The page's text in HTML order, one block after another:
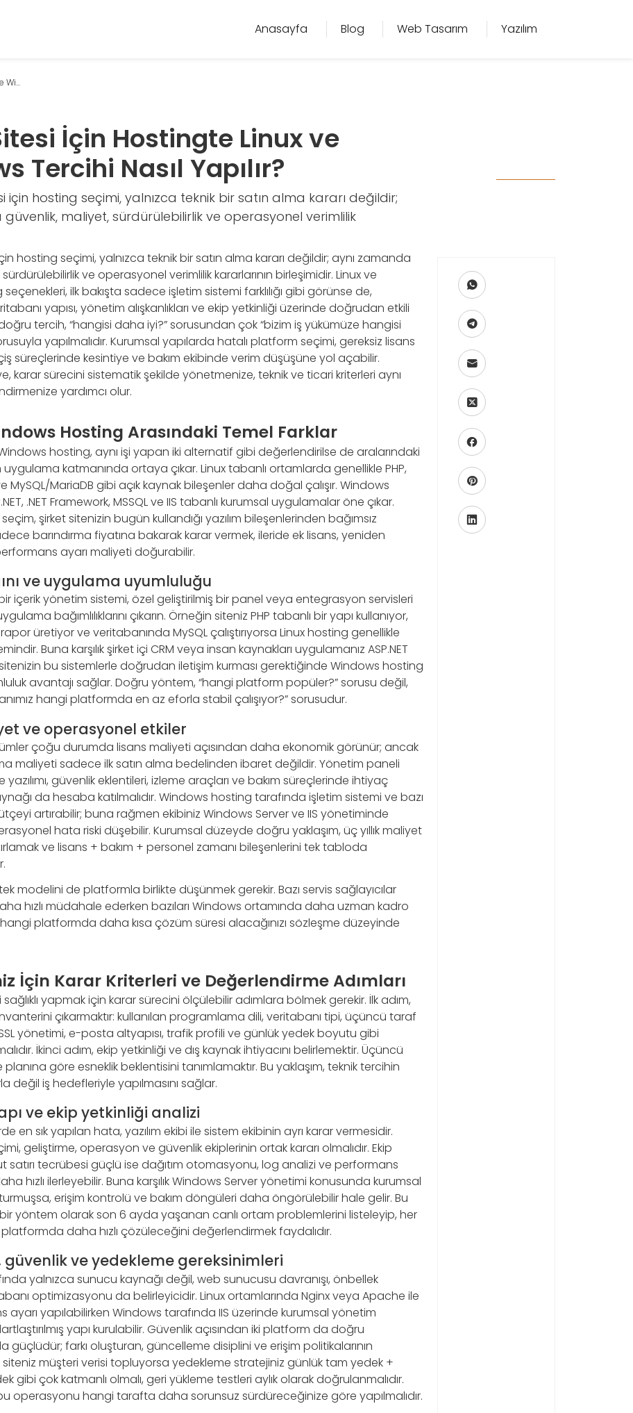
Anasayfa Blog Web Tasarım Yazılım
Wi...
İçin Hostingte Linux ve
Tercihi Nasıl Yapılır?
için hosting seçimi, yalnızca teknik bir satın alma kararı değildir;
maliyet, sürdürülebilirlik ve operasyonel verimlilik
hosting seçimi, yalnızca teknik bir satın alma kararı değildir; aynı zamanda
ve operasyonel verimlilik kararlarının birleşimidir. Linux ve
ilk bakışta sadece işletim sistemi farklılığı gibi görünse de,
yapısı, yönetim alışkanlıkları ve ekip yetkinliği üzerinde doğrudan etkili
tercih, “hangisi daha iyi?” sorusundan çok “bizim iş yükümüze hangisi
yapılmalıdır. Kurumsal yapılarda hatalı platform seçimi, gereksiz lisans
süreçlerinde kesintiye ve bakım ekibinde verim düşüşüne yol açabilir.
karar sürecini sistematik şekilde yönetmenize, teknik ve ticari kriterleri aynı
yardımcı olur.
Hosting Arasındaki Temel Farklar
hosting, aynı işi yapan iki alternatif gibi değerlendirilse de aralarındaki
katmanında ortaya çıkar. Linux tabanlı ortamlarda genellikle PHP,
MySQL/MariaDB gibi açık kaynak bileşenler daha doğal çalışır. Windows
.NET Framework, MSSQL ve IIS tabanlı kurumsal uygulamalar öne çıkar.
seçim, şirket sitenizin bugün kullandığı yazılım bileşenlerinden bağımsız
barındırma fiyatına bakarak karar vermek, ileride ek lisans, yeniden
ayarı maliyeti doğurabilir.
ve uygulama uyumluluğu
içerik yönetim sistemi, özel geliştirilmiş bir panel veya entegrasyon servisleri
bağımlılıklarını çıkarın. Örneğin siteniz PHP tabanlı bir yapı kullanıyor,
üretiyor ve veritabanında MySQL çalıştırıyorsa Linux hosting genellikle
Buna karşılık şirket içi CRM veya insan kaynakları uygulamanız ASP.NET
bu sistemlerle doğrudan iletişim kurması gerektiğinde Windows hosting
avantajı sağlar. Doğru yöntem, “hangi platform popüler?” sorusu değil,
hangi platformda en az eforla stabil çalışıyor?” sorusudur.
ve operasyonel etkiler
çoğu durumda lisans maliyeti açısından daha ekonomik görünür; ancak
maliyeti sadece ilk satın alma bedelinden ibaret değildir. Yönetim paneli
yazılımı, güvenlik eklentileri, izleme araçları ve bakım süreçlerinde ihtiyaç
da hesaba katılmalıdır. Windows hosting tarafında işletim sistemi ve bazı
artırabilir; buna rağmen ekibiniz Windows Server ve IIS yönetiminde
hata riski düşebilir. Kurumsal düzeyde doğru yaklaşım, üç yıllık maliyet
ve lisans + bakım + personel zamanı bileşenlerini tek tabloda
modelini de platformla birlikte düşünmek gerekir. Bazı servis sağlayıcılar
hızlı müdahale ederken bazıları Windows ortamında daha uzman kadro
platformda daha kısa çözüm süresi alacağınızı sözleşme düzeyinde
İçin Karar Kriterleri ve Değerlendirme Adımları
yapmak için karar sürecini ölçülebilir adımlara bölmek gerekir. İlk adım,
çıkarmaktır: kullanılan programlama dili, veritabanı tipi, üçüncü taraf
yönetimi, e-posta altyapısı, trafik profili ve günlük yedek boyutu gibi
İkinci adım, ekip yetkinliği ve dış kaynak ihtiyacını belirlemektir. Üçüncü
göre esneklik beklentisini tanımlamaktır. Bu yaklaşım, teknik tercihin
değil iş hedefleriyle yapılmasını sağlar.
ve ekip yetkinliği analizi
en sık yapılan hata, yazılım ekibi ile sistem ekibinin ayrı karar vermesidir.
geliştirme, operasyon ve güvenlik ekiplerinin ortak kararı olmalıdır. Ekip
satırı tecrübesi güçlü ise dağıtım otomasyonu, log analizi ve performans
hızlı ilerleyebilir. Buna karşılık Windows Server yönetimi konusunda kurumsal
erişim kontrolü ve bakım döngüleri daha öngörülebilir hale gelir. Bu
yöntem olarak son 6 ayda yaşanan canlı ortam problemlerini listeleyip, her
daha hızlı çözüleceğini değerlendirmek faydalıdır.
güvenlik ve yedekleme gereksinimleri
yalnızca sunucu kaynağı değil, web sunucusu davranışı, önbellek
optimizasyonu da belirleyicidir. Linux ortamlarında Nginx veya Apache ile
ayarı yapılabilirken Windows tarafında IIS üzerinde kurumsal yönetim
yapı kurulabilir. Güvenlik açısından iki platform da doğru
güçlüdür; farkı oluşturan, güncelleme disiplini ve erişim politikalarının
siteniz müşteri verisi topluyorsa yedekleme stratejiniz günlük tam yedek +
gibi çok katmanlı olmalı, geri yükleme testleri aylık olarak doğrulanmalıdır.
operasyonu hangi tarafta daha sorunsuz sürdüreceğinize göre yapılmalıdır.